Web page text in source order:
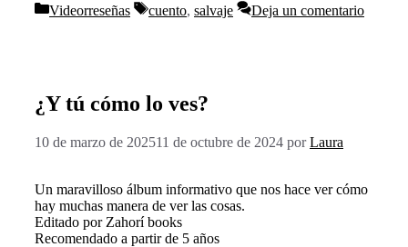
Categorías
Videorreseñas Etiquetas
cuento, salvaje Deja un comentario
¿Y tú cómo lo ves?
10 de marzo de 202511 de octubre de 2024 porLaura
Un maravilloso álbum informativo que nos hace ver cómo
hay muchas manera de ver las cosas.
Editado por Zahorí books
Recomendado a partir de 5 años